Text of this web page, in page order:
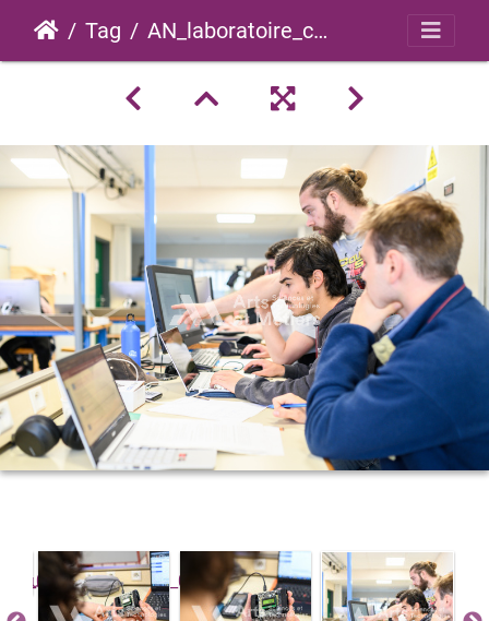
Tag AN_laboratoire_courants_forts_2023_0029